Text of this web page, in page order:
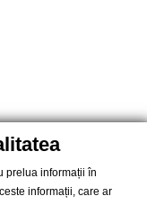
online cu Produse
Registrul
prelua informații în
informații, care ar